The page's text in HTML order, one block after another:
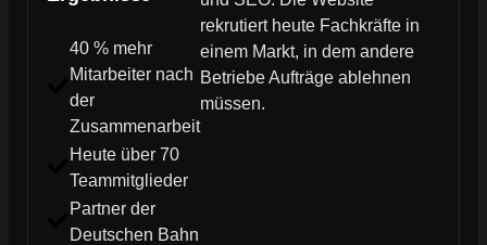
40 % mehr
Mitarbeiter nach
der
Zusammenarbeit
Heute über 70
Teammitglieder
Partner der
Deutschen Bahn
rekrutiert heute Fachkräfte in
einem Markt, in dem andere
Betriebe Aufträge ablehnen
müssen.